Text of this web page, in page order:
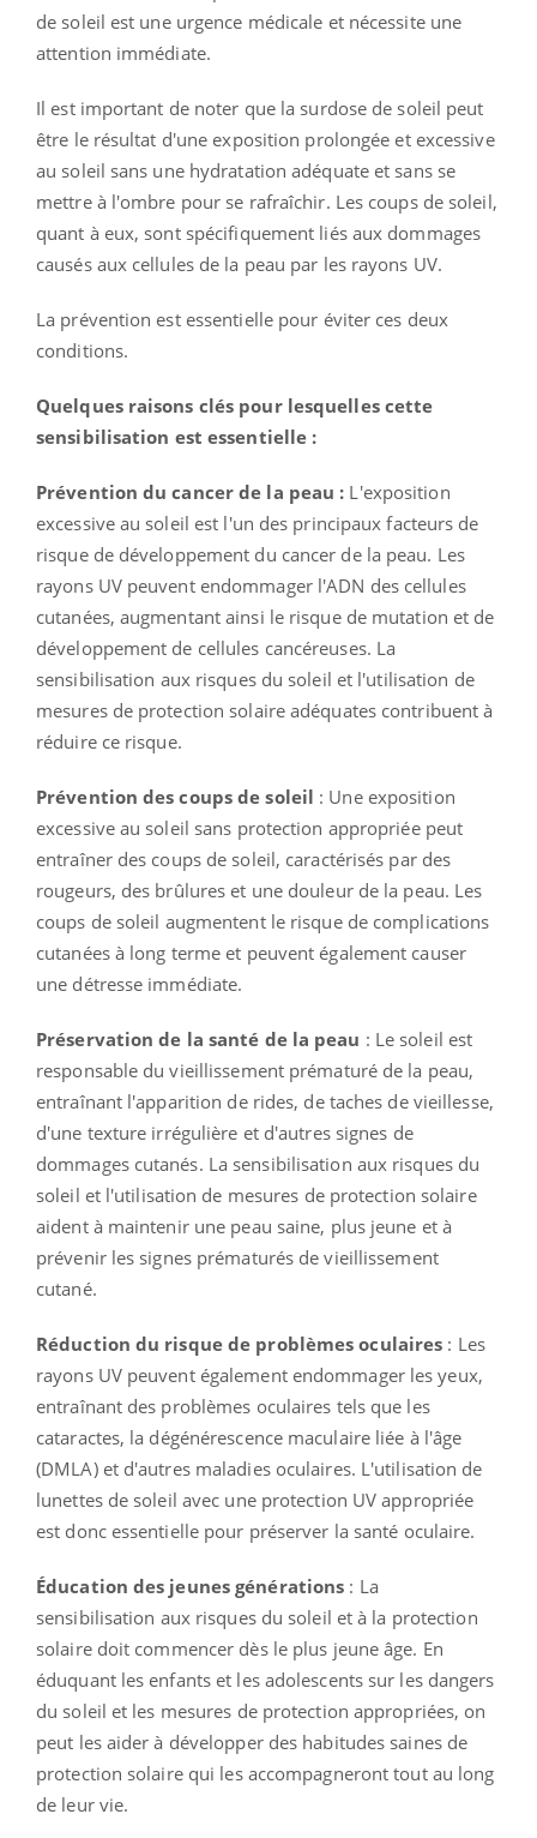
de soleil est une urgence médicale et nécessite une
attention immédiate.
Il est important de noter que la surdose de soleil peut
être le résultat d'une exposition prolongée et excessive
au soleil sans une hydratation adéquate et sans se
mettre à l'ombre pour se rafraîchir. Les coups de soleil,
quant à eux, sont spécifiquement liés aux dommages
causés aux cellules de la peau par les rayons UV.
La prévention est essentielle pour éviter ces deux
conditions.
Quelques raisons clés pour lesquelles cette
sensibilisation est essentielle :
Prévention du cancer de la peau : L'exposition
excessive au soleil est l'un des principaux facteurs de
risque de développement du cancer de la peau. Les
rayons UV peuvent endommager l'ADN des cellules
cutanées, augmentant ainsi le risque de mutation et de
développement de cellules cancéreuses. La
sensibilisation aux risques du soleil et l'utilisation de
mesures de protection solaire adéquates contribuent à
réduire ce risque.
Prévention des coups de soleil : Une exposition
excessive au soleil sans protection appropriée peut
entraîner des coups de soleil, caractérisés par des
rougeurs, des brûlures et une douleur de la peau. Les
coups de soleil augmentent le risque de complications
cutanées à long terme et peuvent également causer
une détresse immédiate.
Préservation de la santé de la peau : Le soleil est
responsable du vieillissement prématuré de la peau,
entraînant l'apparition de rides, de taches de vieillesse,
d'une texture irrégulière et d'autres signes de
dommages cutanés. La sensibilisation aux risques du
soleil et l'utilisation de mesures de protection solaire
aident à maintenir une peau saine, plus jeune et à
prévenir les signes prématurés de vieillissement
cutané.
Réduction du risque de problèmes oculaires : Les
rayons UV peuvent également endommager les yeux,
entraînant des problèmes oculaires tels que les
cataractes, la dégénérescence maculaire liée à l'âge
(DMLA) et d'autres maladies oculaires. L'utilisation de
lunettes de soleil avec une protection UV appropriée
est donc essentielle pour préserver la santé oculaire.
Éducation des jeunes générations : La
sensibilisation aux risques du soleil et à la protection
solaire doit commencer dès le plus jeune âge. En
éduquant les enfants et les adolescents sur les dangers
du soleil et les mesures de protection appropriées, on
peut les aider à développer des habitudes saines de
protection solaire qui les accompagneront tout au long
de leur vie.